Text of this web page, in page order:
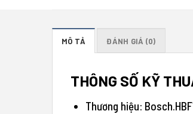
MÔ TẢ ĐÁNH GIÁ (0)
THÔNG SỐ KỸ
Thương hiệu: